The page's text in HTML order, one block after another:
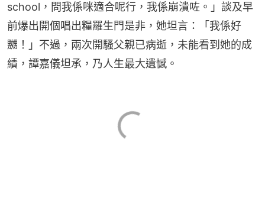
school，問我係咪適合呢行，我係崩潰咗。」談及早
前爆出開個唱出糧羅生門是非，她坦言：「我係好
嬲！」不過，兩次開騷父親已病逝，未能看到她的成
績，譚嘉儀坦承，乃人生最大遺憾。